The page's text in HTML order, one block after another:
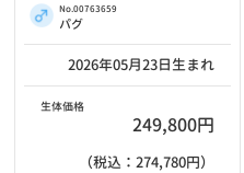
No.00763659
パグ
2026年05月23日生まれ
生体価格
249,800円
（税込：274,780円）